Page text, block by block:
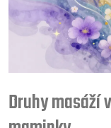
Druhy masáží